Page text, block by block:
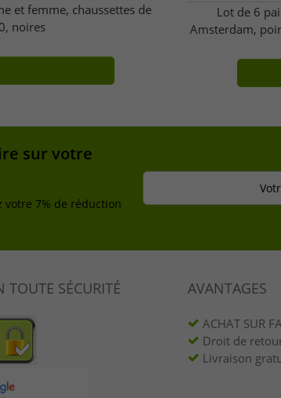
et femme, chaussettes de
noires
Lot de 6
Amsterdam,
sur votre
votre 7% de réduction
TOUTE SÉCURITÉ AVANTAGES
ACHAT SUR
Droit de
Livraison